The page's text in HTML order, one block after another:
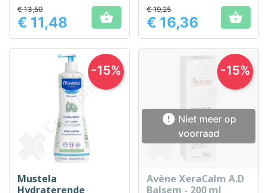
Prijs
€ 13,50
€ 11,48 
gevoelige huid
Prijs
€ 19,25
€ 16,36 
Mustela
Hydraterende
-15%
 Niet meer op
voorraad
Avène XeraCalm A.D
Balsem - 200 ml
-15%